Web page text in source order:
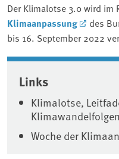
Der Klimalotse 3.0 wird im
Klimaanpassung
des
bis 16. September 2022
Associated
Links
Klimalotse,
Klimawandelfolgen
Woche der